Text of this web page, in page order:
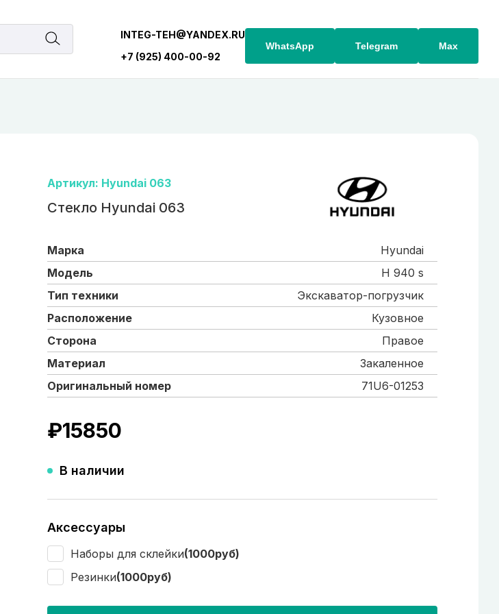
INTEG-TEH@YANDEX.RU
+7 (925) 400-00-92
WhatsApp Telegram Max
Артикул: Hyundai 063
Стекло Hyundai 063
Марка
Hyundai
Модель
H 940 s
Тип техники
Экскаватор-погрузчик
Расположение
Кузовное
Сторона
Правое
Материал
Закаленное
Оригинальный номер
71U6-01253
₽15850
В наличии
Аксессуары
Наборы для склейки(1000руб)
Резинки(1000руб)